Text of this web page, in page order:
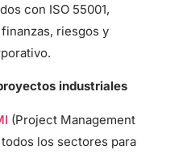
con ISO 55001,
riesgos y
industriales
(Project Management
los sectores para